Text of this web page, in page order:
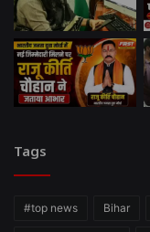
Tags
#top news Bihar